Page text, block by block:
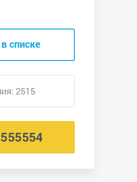
списке
2515